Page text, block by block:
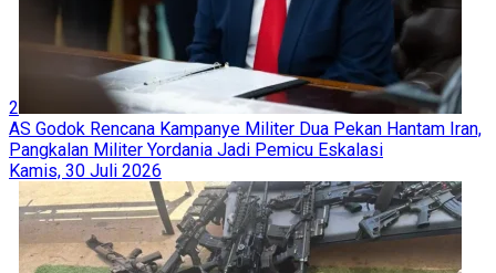
2
AS Godok Rencana Kampanye Militer Dua Pekan Hantam Iran,
Pangkalan Militer Yordania Jadi Pemicu Eskalasi
Kamis, 30 Juli 2026